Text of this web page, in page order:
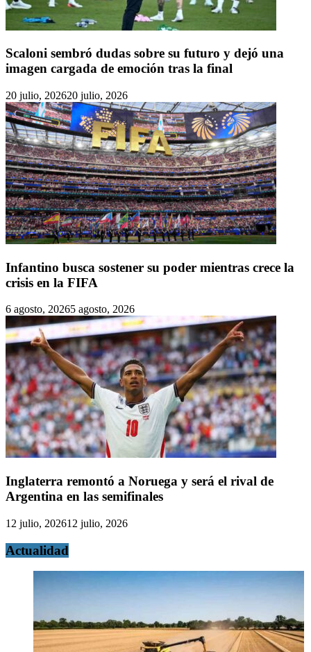
Scaloni sembró dudas sobre su futuro y dejó una
imagen cargada de emoción tras la final
20 julio, 202620 julio, 2026
Infantino busca sostener su poder mientras crece la
crisis en la FIFA
6 agosto, 20265 agosto, 2026
Inglaterra remontó a Noruega y será el rival de
Argentina en las semifinales
12 julio, 202612 julio, 2026
Actualidad